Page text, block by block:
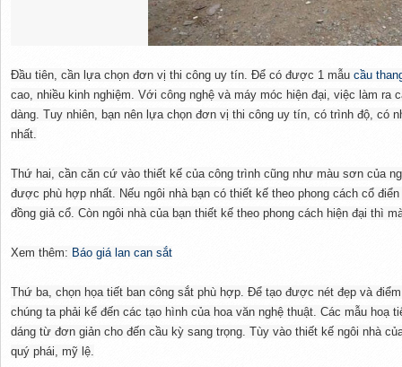
Đầu tiên, cần lựa chọn đơn vị thi công uy tín. Để có được 1 mẫu cầu
cao, nhiều kinh nghiệm. Với công nghệ và máy móc hiện đại, việc làm ra
dàng. Tuy nhiên, bạn nên lựa chọn đơn vị thi công uy tín, có trình độ, có
nhất.
Thứ hai, cần căn cứ vào thiết kế của công trình cũng như màu sơn của
được phù hợp nhất. Nếu ngôi nhà bạn có thiết kế theo phong cách cổ
đồng giả cổ. Còn ngôi nhà của bạn thiết kế theo phong cách hiện đại thì
Xem thêm: Báo giá lan can sắt
Thứ ba, chọn họa tiết ban công sắt phù hợp. Để tạo được nét đẹp và
chúng ta phải kể đến các tạo hình của hoa văn nghệ thuật. Các mẫu hoạ
dáng từ đơn giản cho đến cầu kỳ sang trọng. Tùy vào thiết kế ngôi nhà
quý phái, mỹ lệ.